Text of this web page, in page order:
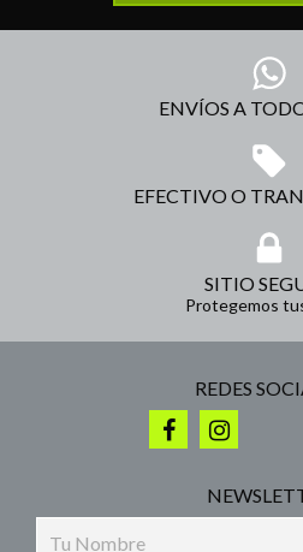
ENVÍOS A
EFECTIVO O
SITIO
Protegemos
REDES